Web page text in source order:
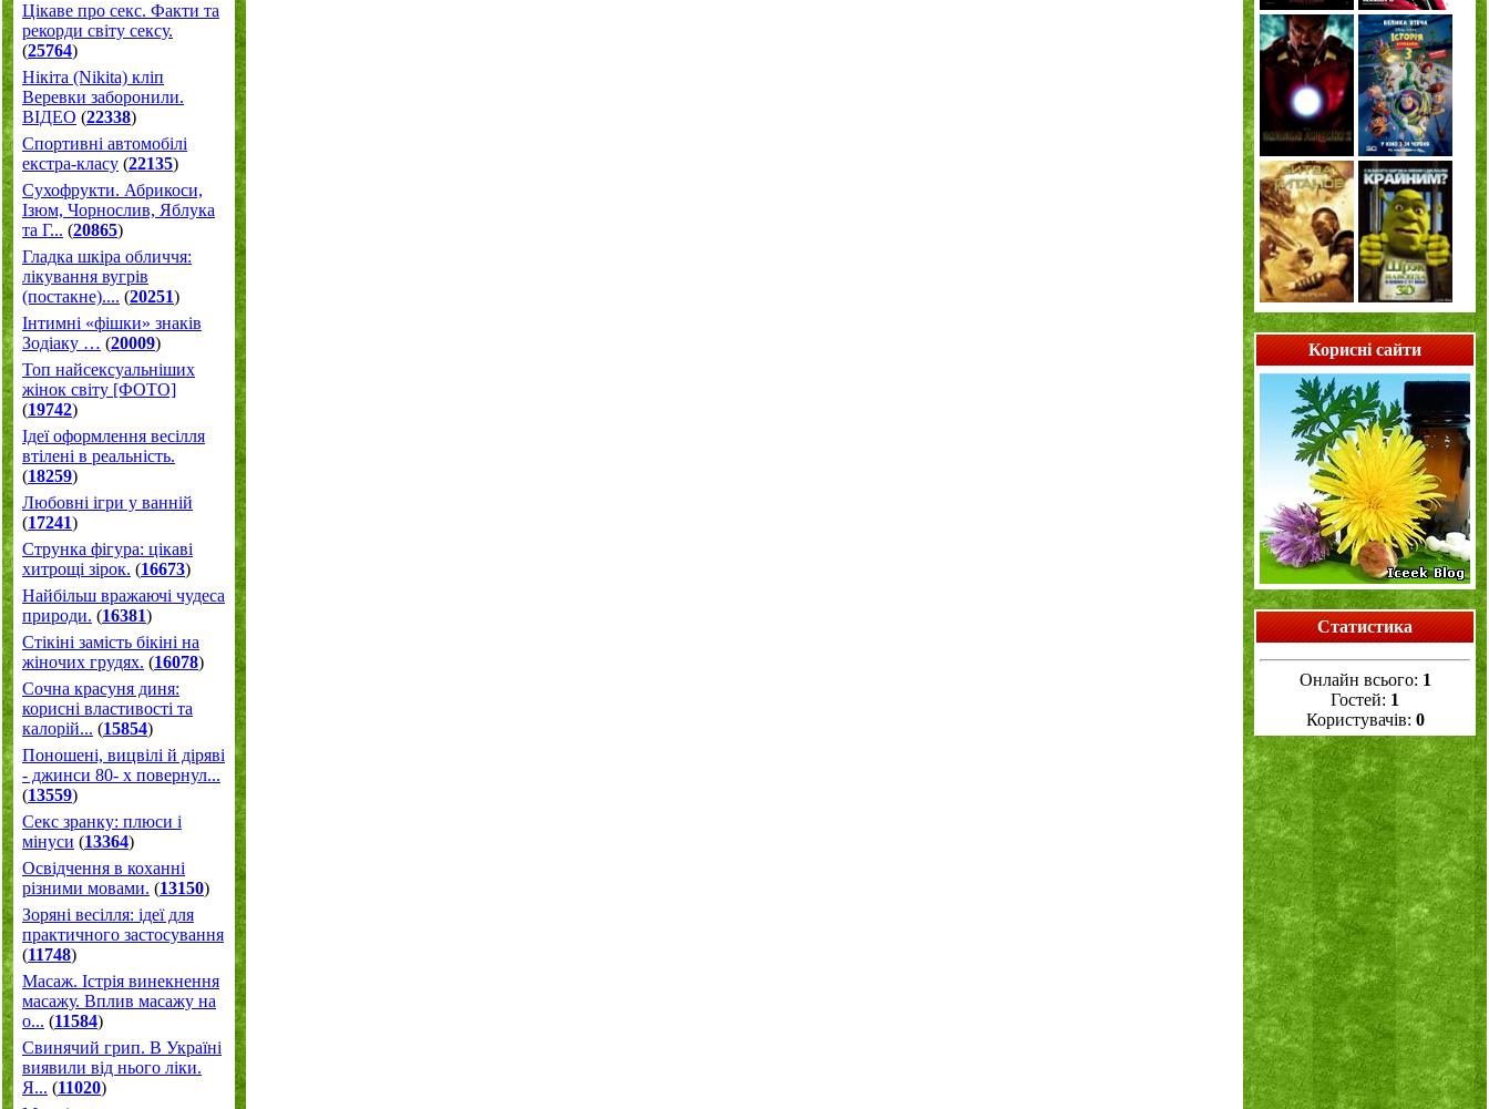
Цікаве про секс. Факти та
рекорди світу сексу.
(25764)
Нікіта (Nikita) кліп
Веревки заборонили.
ВІДЕО (22338)
Спортивні автомобілі
екстра-класу (22135)
Cухофрукти. Абрикоси,
Ізюм, Чорнослив, Яблука
та Г... (20865)
Гладка шкіра обличчя:
лікування вугрів
(постакне).... (20251)
Інтимні «фішки» знаків
Зодіаку … (20009)
Топ найсексуальніших
жінок світу [ФОТО]
(19742)
Ідеї оформлення весілля
втілені в реальність.
(18259)
Любовні ігри у ванній
(17241)
Струнка фігура: цікаві
хитрощі зірок. (16673)
Найбільш вражаючі чудеса
природи. (16381)
Стікіні замість бікіні на
жіночих грудях. (16078)
Сочна красуня диня:
корисні властивості та
калорій... (15854)
Поношені, вицвілі й діряві
- джинси 80- х повернул...
(13559)
Секс зранку: плюси і
мінуси (13364)
Освідчення в коханні
різними мовами. (13150)
Зоряні весілля: ідеї для
практичного застосування
(11748)
Масаж. Істрія винекнення
масажу. Вплив масажу на
о... (11584)
Свинячий грип. В Україні
виявили від нього ліки.
Я... (11020)
Корисні сайти
Статистика
Онлайн всього: 1
Гостей: 1
Користувачів: 0